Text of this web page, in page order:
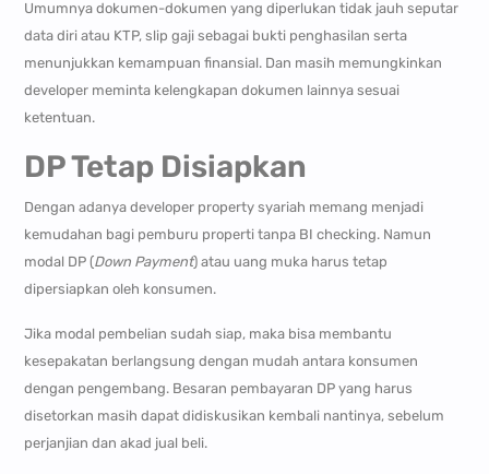
Umumnya dokumen-dokumen yang diperlukan tidak jauh seputar
data diri atau KTP, slip gaji sebagai bukti penghasilan serta
menunjukkan kemampuan finansial. Dan masih memungkinkan
developer meminta kelengkapan dokumen lainnya sesuai
ketentuan.
DP Tetap Disiapkan
Dengan adanya developer property syariah memang menjadi
kemudahan bagi pemburu properti tanpa BI checking. Namun
modal DP (Down Payment) atau uang muka harus tetap
dipersiapkan oleh konsumen.
Jika modal pembelian sudah siap, maka bisa membantu
kesepakatan berlangsung dengan mudah antara konsumen
dengan pengembang. Besaran pembayaran DP yang harus
disetorkan masih dapat didiskusikan kembali nantinya, sebelum
perjanjian dan akad jual beli.